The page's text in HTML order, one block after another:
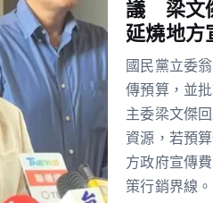
議 梁文
延燒地方
國民黨立委
傳預算，並
主委梁文傑
資源，若預
方政府宣傳
策行銷界線。